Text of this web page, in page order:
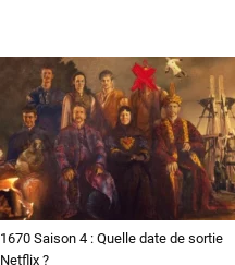
1670 Saison 4 : Quelle date de sortie
Netflix ?